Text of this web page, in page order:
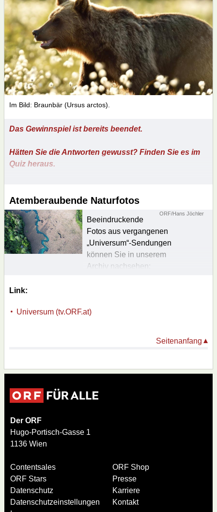
Im Bild: Braunbär (Ursus arctos).
Das Gewinnspiel ist bereits beendet.
Hätten Sie die Antworten gewusst? Finden Sie es im
Quiz heraus.
Atemberaubende Naturfotos
ORF/Hans Jöchler
Beeindruckende
Fotos aus vergangenen
„Universum“-Sendungen
können Sie in unserem
Archiv nachsehen:
Link:
Universum (tv.ORF.at)
Seitenanfang
Der ORF
Hugo-Portisch-Gasse 1
1136 Wien
Contentsales
ORF Stars
Datenschutz
Datenschutzeinstellungen
ORF Shop
Presse
Karriere
Kontakt